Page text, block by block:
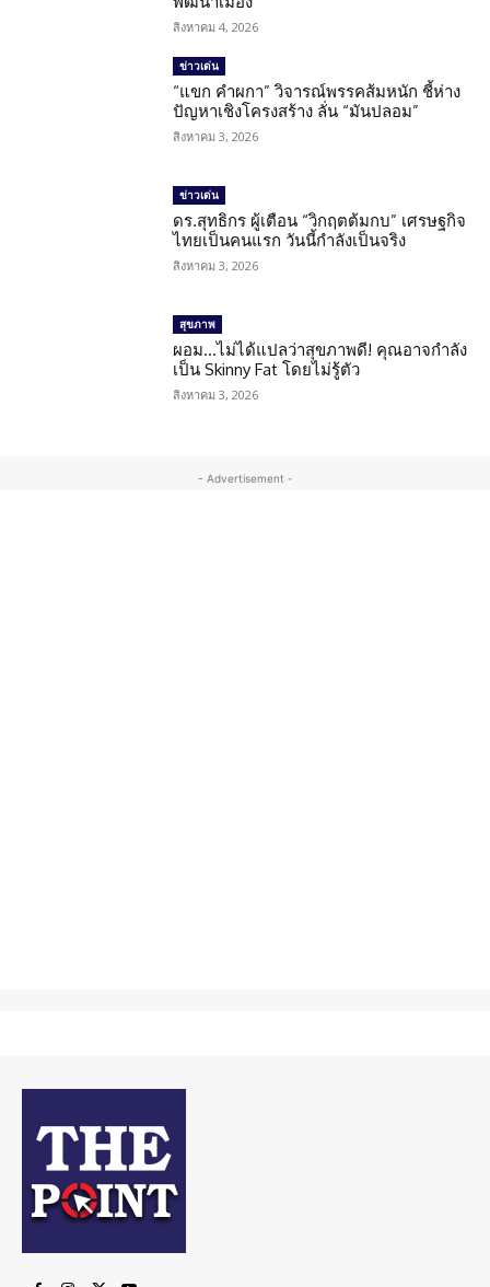
สิงหาคม 4, 2026
ข่าวเด่น
“แขก คำผกา” วิจารณ์พรรคส้มหนัก ชี้ห่าง
ปัญหาเชิงโครงสร้าง ลั่น “มันปลอม”
สิงหาคม 3, 2026
ข่าวเด่น
ดร.สุทธิกร ผู้เตือน “วิกฤตต้มกบ” เศรษฐกิจ
ไทยเป็นคนแรก วันนี้กำลังเป็นจริง
สิงหาคม 3, 2026
สุขภาพ
ผอม…ไม่ได้แปลว่าสุขภาพดี! คุณอาจกำลัง
เป็น Skinny Fat โดยไม่รู้ตัว
สิงหาคม 3, 2026
- Advertisement -